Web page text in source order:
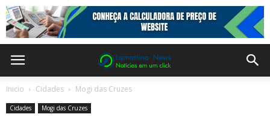
Inicio Cidades Mogi das Cruzes
Cidades Mogi das Cruzes